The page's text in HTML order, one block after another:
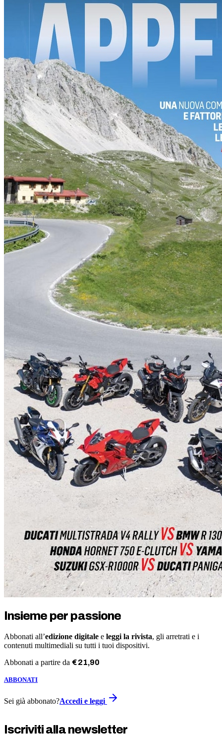
Insieme per passione
Abbonati all’edizione digitale e leggi la rivista, gli arretrati e i
contenuti multimediali su tutti i tuoi dispositivi.
Abbonati a partire da €21,90
ABBONATI
Sei già abbonato?Accedi e leggi
Iscriviti alla newsletter